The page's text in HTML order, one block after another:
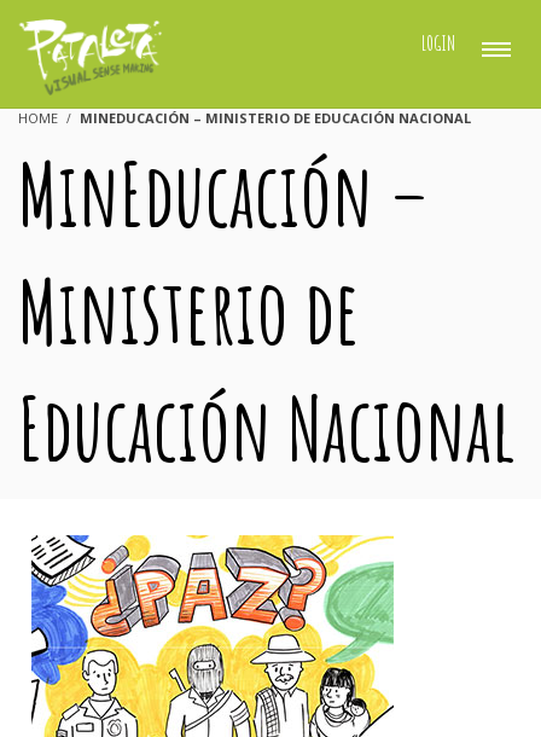
LOGIN
HOME MINEDUCACIÓN – MINISTERIO DE EDUCACIÓN NACIONAL
MinEducación –
Ministerio de
Educación Nacional